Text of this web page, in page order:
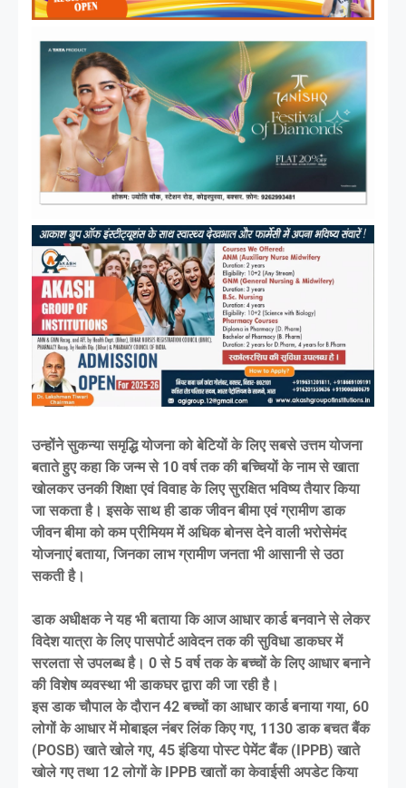
उन्होंने सुकन्या समृद्धि योजना को बेटियों के लिए सबसे उत्तम योजना
बताते हुए कहा कि जन्म से 10 वर्ष तक की बच्चियों के नाम से खाता
खोलकर उनकी शिक्षा एवं विवाह के लिए सुरक्षित भविष्य तैयार किया
जा सकता है। इसके साथ ही डाक जीवन बीमा एवं ग्रामीण डाक
जीवन बीमा को कम प्रीमियम में अधिक बोनस देने वाली भरोसेमंद
योजनाएं बताया, जिनका लाभ ग्रामीण जनता भी आसानी से उठा
सकती है।
डाक अधीक्षक ने यह भी बताया कि आज आधार कार्ड बनवाने से लेकर
विदेश यात्रा के लिए पासपोर्ट आवेदन तक की सुविधा डाकघर में
सरलता से उपलब्ध है। 0 से 5 वर्ष तक के बच्चों के लिए आधार बनाने
की विशेष व्यवस्था भी डाकघर द्वारा की जा रही है।
इस डाक चौपाल के दौरान 42 बच्चों का आधार कार्ड बनाया गया, 60
लोगों के आधार में मोबाइल नंबर लिंक किए गए, 1130 डाक बचत बैंक
(POSB) खाते खोले गए, 45 इंडिया पोस्ट पेमेंट बैंक (IPPB) खाते
खोले गए तथा 12 लोगों के IPPB खातों का केवाईसी अपडेट किया